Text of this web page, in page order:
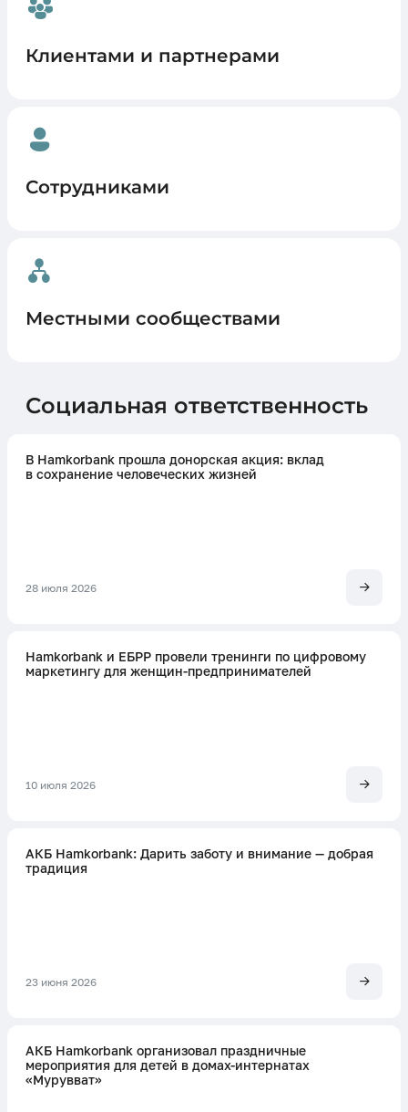
Клиентами и партнерами
Сотрудниками
Местными сообществами
Социальная ответственность
В Hamkorbank прошла донорская акция: вклад
в сохранение человеческих жизней
28 июля 2026
Hamkorbank и ЕБРР провели тренинги по цифровому
маркетингу для женщин-предпринимателей
10 июля 2026
АКБ Hamkorbank: Дарить заботу и внимание — добрая
традиция
23 июня 2026
АКБ Hamkorbank организовал праздничные
мероприятия для детей в домах-интернатах
«Мурувват»